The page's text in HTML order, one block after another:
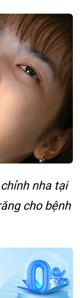
nha tại
cho bệnh